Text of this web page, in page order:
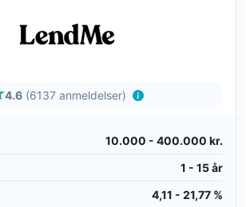
4.6 (6137 anmeldelser)
10.000 - 400.000 kr.
1 - 15 år
4,11 - 21,77 %